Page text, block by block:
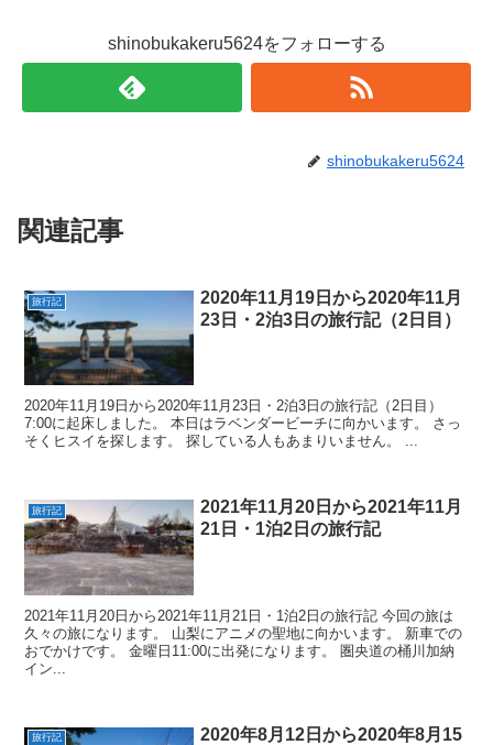
shinobukakeru5624をフォローする
shinobukakeru5624
関連記事
旅行記
2020年11月19日から2020年11月
23日・2泊3日の旅行記（2日目）
2020年11月19日から2020年11月23日・2泊3日の旅行記（2日目）
7:00に起床しました。 本日はラベンダービーチに向かいます。 さっ
そくヒスイを探します。 探している人もあまりいません。 ...
旅行記
2021年11月20日から2021年11月
21日・1泊2日の旅行記
2021年11月20日から2021年11月21日・1泊2日の旅行記 今回の旅は
久々の旅になります。 山梨にアニメの聖地に向かいます。 新車での
おでかけです。 金曜日11:00に出発になります。 圏央道の桶川加納
イン...
旅行記
2020年8月12日から2020年8月15